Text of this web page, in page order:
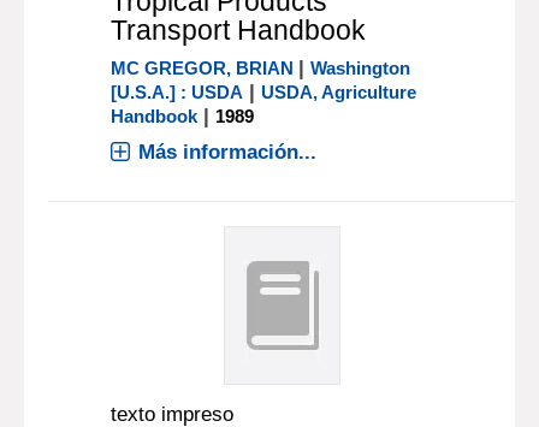
Transport Handbook
MC GREGOR, BRIAN |Washington
[U.S.A.] : USDA |USDA, Agriculture
Handbook| 1989
Más información...
texto impreso